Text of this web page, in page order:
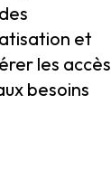
et
les accès
besoins